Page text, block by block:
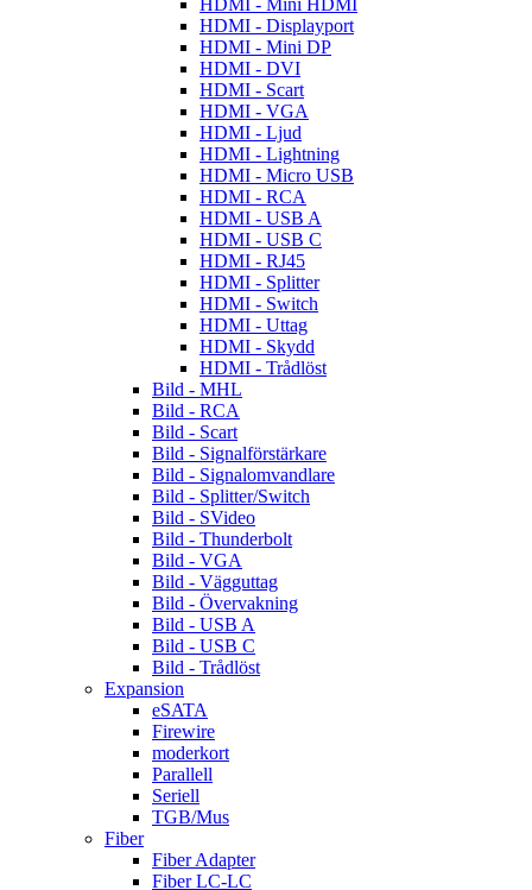
HDMI - Mini HDMI
HDMI - Displayport
HDMI - Mini DP
HDMI - DVI
HDMI - Scart
HDMI - VGA
HDMI - Ljud
HDMI - Lightning
HDMI - Micro USB
HDMI - RCA
HDMI - USB A
HDMI - USB C
HDMI - RJ45
HDMI - Splitter
HDMI - Switch
HDMI - Uttag
HDMI - Skydd
HDMI - Trådlöst
Bild - MHL
Bild - RCA
Bild - Scart
Bild - Signalförstärkare
Bild - Signalomvandlare
Bild - Splitter/Switch
Bild - SVideo
Bild - Thunderbolt
Bild - VGA
Bild - Vägguttag
Bild - Övervakning
Bild - USB A
Bild - USB C
Bild - Trådlöst
Expansion
eSATA
Firewire
moderkort
Parallell
Seriell
TGB/Mus
Fiber
Fiber Adapter
Fiber LC-LC